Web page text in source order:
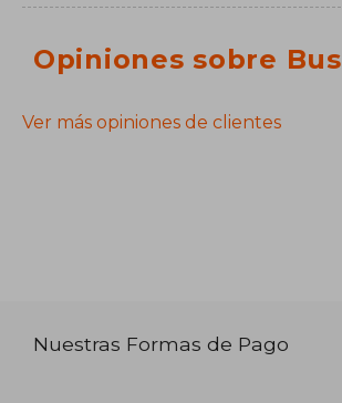
Opiniones sobre
Ver más opiniones de clientes
Nuestras Formas de Pago